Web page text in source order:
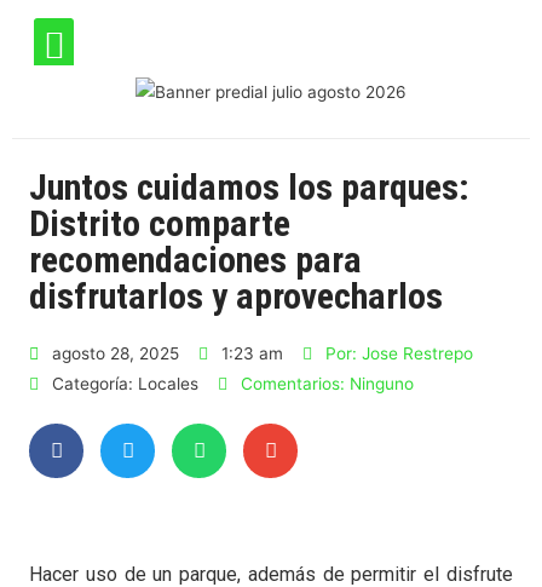
Juntos cuidamos los parques:
Distrito comparte
recomendaciones para
disfrutarlos y aprovecharlos
agosto 28, 2025 1:23 am Por: Jose Restrepo
Categoría: Locales Comentarios: Ninguno
Hacer uso de un parque, además de permitir el disfrute